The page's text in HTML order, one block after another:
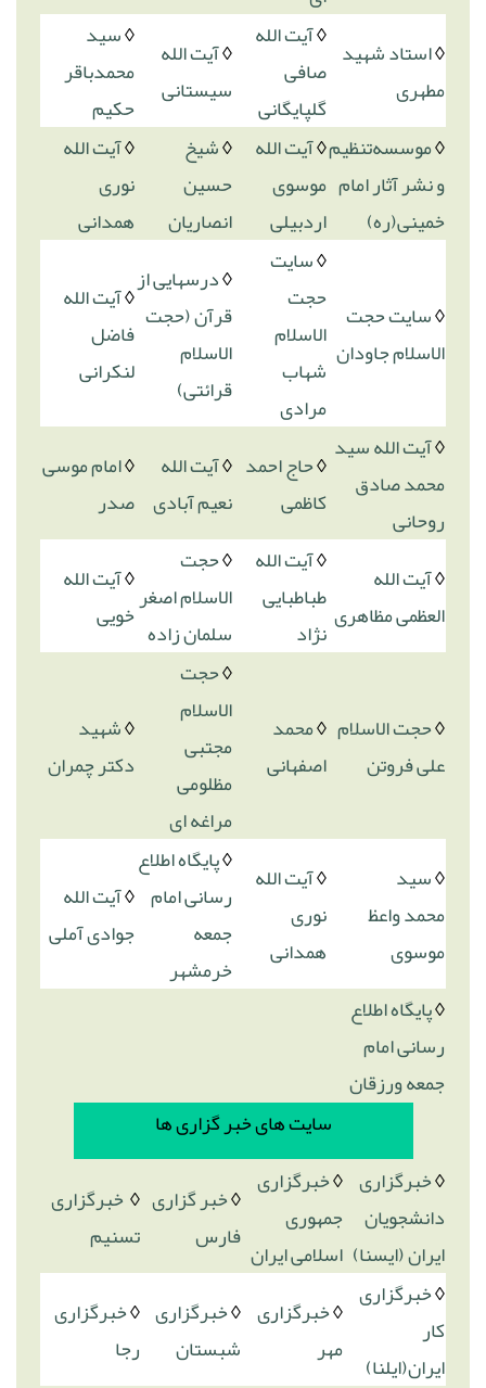
◊استاد شهید
مطهری
◊آیت الله
صافی
گلپایگانی
◊آیت الله
سیستانی
◊سید
محمدباقر
حکیم
◊موسسه‌تنظیم
و نشر آثار امام
خمینی(ره)
◊آیت الله
موسوی
اردبیلی
◊شیخ
حسین
انصاریان
◊آیت الله
نوری
همدانی
◊سایت حجت
الاسلام جاودان
◊سایت
حجت
الاسلام
شهاب
مرادی
◊درسهایی از
قرآن (حجت
الاسلام
قرائتی)
◊آیت الله
فاضل
لنکرانی
◊آیت الله سید
محمد صادق
روحانی
◊حاج احمد
کاظمی
◊آیت الله
نعیم آبادی
◊امام موسی
صدر
◊آیت الله
العظمی مظاهری
◊آیت الله
طباطبایی
نژاد
◊حجت
الاسلام اصغر
سلمان زاده
◊آیت الله
خویی
◊حجت الاسلام
علی فروتن
◊محمد
اصفهانی
◊حجت
الاسلام
مجتبی
مظلومی
مراغه ای
◊شهید
دکتر چمران
◊سید
محمد واعظ
موسوی
◊آیت الله
نوری
همدانی
◊پایگاه اطلاع
رسانی امام
جمعه
خرمشهر
◊آیت الله
جوادی آملی
◊پایگاه اطلاع
رسانی امام
جمعه ورزقان
سایت های خبر گزاری ها
◊خبرگزاری
دانشجویان
ایران (ایسنا)
◊خبرگزاری
جمهوری
اسلامی ایران
◊خبر گزاری
فارس
◊خبرگزاری
تسنیم
◊خبرگزاری
کار
ایران(ایلنا)
◊خبرگزاری
مهر
◊خبرگزاری
شبستان
◊خبرگزاری
رجا